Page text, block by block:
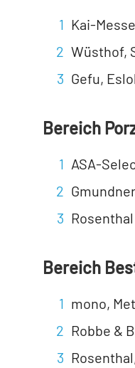
Kai-
Wüsthof,
Gefu,
Bereich
ASA-
Bereich
mono,
Robbe &